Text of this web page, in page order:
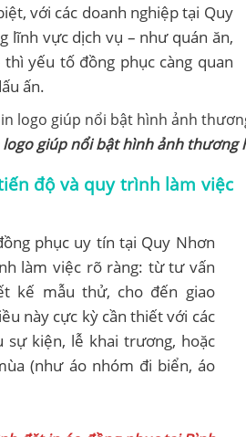
với các doanh nghiệp tại Quy
lĩnh vực dịch vụ – như quán ăn,
thì yếu tố đồng phục càng quan
ấn.
giúp nổi bật hình ảnh thương
độ và quy trình làm việc
phục uy tín tại Quy Nhơn
làm việc rõ ràng: từ tư vấn
kế mẫu thử, cho đến giao
này cực kỳ cần thiết với các
sự kiện, lễ khai trương, hoặc
(như áo nhóm đi biển, áo